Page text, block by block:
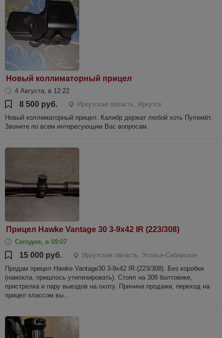
Новый коллиматорный прицел
4 Августа, в 12:22
8 500 руб.
Иркутская область, Иркутск
Новый коллиматорный прицел. Калибр держат любой хоть Пулемёт.
Звоните по всем интересующим Вас вопросам.
Прицел Hawke Vantage 30 3-9x42 IR (223/308)
Сегодня, в 09:07
15 000 руб.
Иркутская область, Усолье-Сибирское
Продам прицел Hawke Vantage30 3-9x42 IR (223/308). Без коробки
(намокла, пришлось утилизировать). Стоял на 308 болтовике,
пристрелка и пару выездов на охоту. Причина продажи, переход на
прицел классом вы...